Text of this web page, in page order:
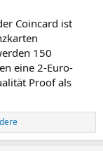
Coincard ist
150
eine 2-Euro-
Proof als